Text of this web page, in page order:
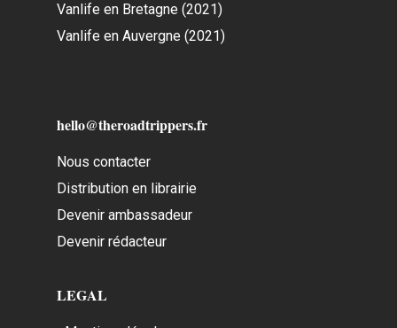
Vanlife en Bretagne (2021)
Vanlife en Auvergne (2021)
hello@theroadtrippers.fr
Nous contacter
Distribution en librairie
Devenir ambassadeur
Devenir rédacteur
LEGAL